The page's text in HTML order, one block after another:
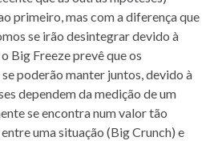
primeiro, mas com a diferença que
se irão desintegrar devido à
Big Freeze prevê que os
poderão manter juntos, devido à
dependem da medição de um
se encontra num valor tão
uma situação (Big Crunch) e